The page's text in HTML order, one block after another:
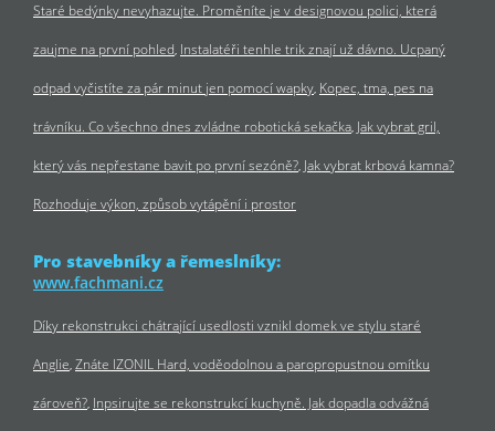
Staré bedýnky nevyhazujte. Proměníte je v designovou polici, která
zaujme na první pohled Instalatéři tenhle trik znají už dávno. Ucpaný
odpad vyčistíte za pár minut jen pomocí wapky Kopec, tma, pes na
trávníku. Co všechno dnes zvládne robotická sekačka Jak vybrat gril,
který vás nepřestane bavit po první sezóně? Jak vybrat krbová kamna?
Rozhoduje výkon, způsob vytápění i prostor
Pro stavebníky a řemeslníky:
www.fachmani.cz
Díky rekonstrukci chátrající usedlosti vznikl domek ve stylu staré
Anglie Znáte IZONIL Hard, voděodolnou a paropropustnou omítku
zároveň? Inpsirujte se rekonstrukcí kuchyně. Jak dopadla odvážná